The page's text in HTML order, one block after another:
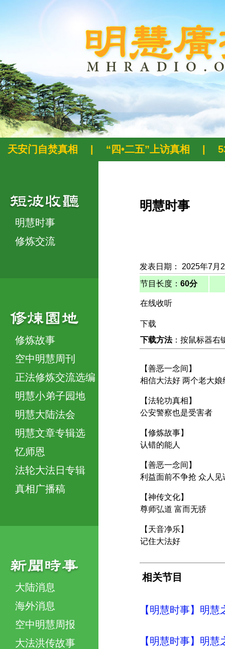
天安门自焚真相 “四•二五”上访真相
明慧时事
修炼交流
修炼故事
空中明慧周刊
正法修炼交流选编
明慧小弟子园地
明慧大陆法会
明慧文章专辑选
忆师恩
法轮大法日专辑
真相广播稿
大陆消息
海外消息
空中明慧周报
大法洪传故事
明慧时事
发表日期： 2025年7月
节目长度： 60分
在线收听
下载
下载方法：按鼠标器右
【善恶一念间】
相信大法好 两个老大娘
【法轮功真相】
公安警察也是受害者
【修炼故事】
认错的能人
【善恶一念间】
利益面前不争抢 众人见
【神传文化】
尊师弘道 富而无骄
【天音净乐】
记住大法好
相关节目
【明慧时事】明
【明慧时事】明